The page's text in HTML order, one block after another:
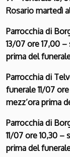
Rosario martedì
Parrocchia di
13/07 ore 17,00
prima del
Parrocchia di
funerale 11/07
mezz’ora prima
Parrocchia di
11/07 ore 10,30
prima del